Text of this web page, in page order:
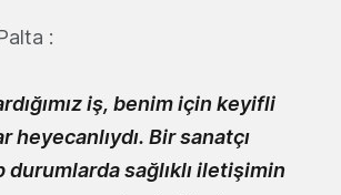
:
iş, benim için keyifli
heyecanlıydı. Bir sanatçı
durumlarda sağlıklı iletişimin